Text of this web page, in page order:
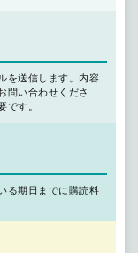
を送信します。内容
問い合わせくださ
です。
る期日までに購読料